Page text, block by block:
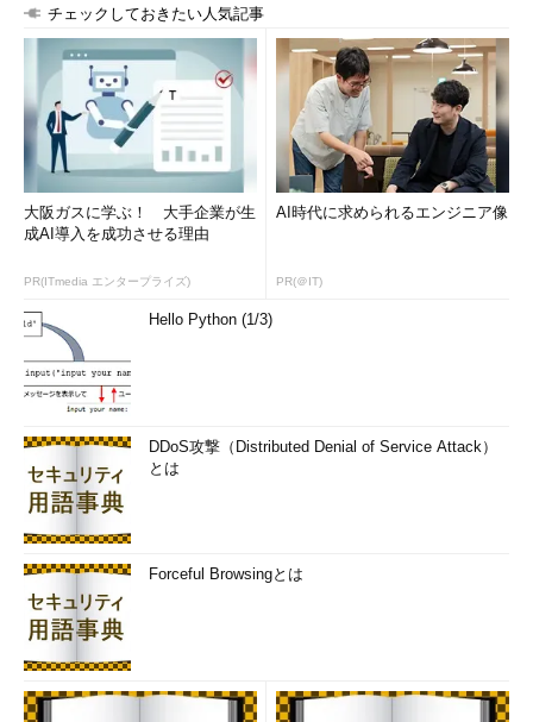
チェックしておきたい人気記事
大阪ガスに学ぶ！ 大手企業が生
成AI導入を成功させる理由
PR(ITmedia エンタープライズ)
AI時代に求められるエンジニア像
PR(＠IT)
Hello Python (1/3)
DDoS攻撃（Distributed Denial of Service Attack）
とは
Forceful Browsingとは